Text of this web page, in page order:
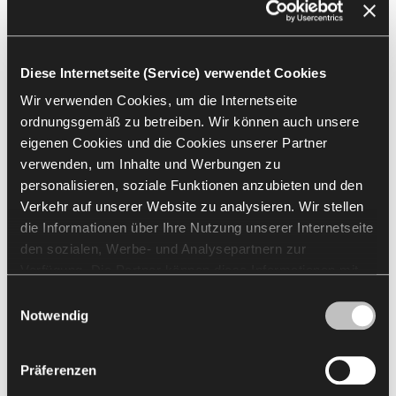
Diese Internetseite (Service) verwendet Cookies
Wir verwenden Cookies, um die Internetseite
ordnungsgemäß zu betreiben. Wir können auch unsere
eigenen Cookies und die Cookies unserer Partner
verwenden, um Inhalte und Werbungen zu
personalisieren, soziale Funktionen anzubieten und den
Verkehr auf unserer Website zu analysieren. Wir stellen
die Informationen über Ihre Nutzung unserer Internetseite
den sozialen, Werbe- und Analysepartnern zur
erhaltenen Daten kombinieren. Die Verwendung von
Statistik-, Marketing- und Benutzerpräferenzen-Cookies
erfordert Ihre Zustimmung, welche Sie durch das Klicken
auf „Alle zulassen“ erteilen können. Wenn Sie Ihre
Notwendig
Präferenzen
Wir messen der Zusammenarbeit zwischen
Unternehmen und Bildungseinrichtungen große
Bedeutung bei. Wir sind der Meinung, dass die erste
Berufserfahrung eine bewusste Entscheidung sein sollte,
die dir Anregungen für dein Wachstum und die Wahl
deines eigenen Berufsweges gibt. Aus diesem Grund
arbeiten wir mit Universitäten, Berufsschulen und
weiterführenden Schulen zusammen.
Möchtest du mehr
darüber erfahren, wie wir
mit Universitäten oder